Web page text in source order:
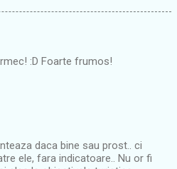
:D Foarte frumos!
daca bine sau prost.. ci
ele, fara indicatoare.. Nu or fi